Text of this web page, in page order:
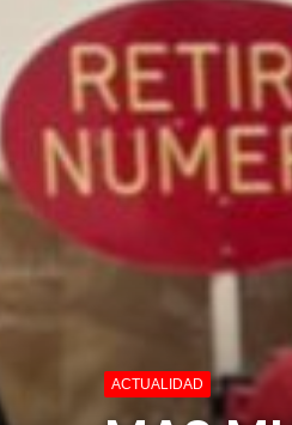
ACTUALIDAD